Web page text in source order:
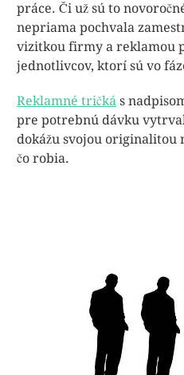
práce. Či už sú to
nepriama pochvala
vizitkou firmy a reklamou
jednotlivcov, ktorí sú vo
Reklamné tričká s
pre potrebnú dávku
dokážu svojou originalitou
čo robia.